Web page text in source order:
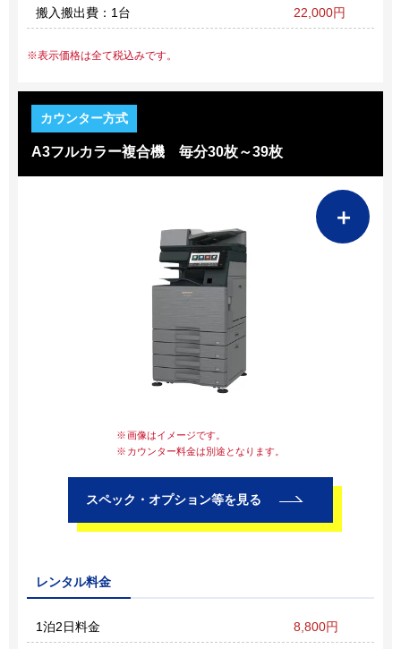
搬入搬出費：1台 22,000円
表示価格は全て税込みです。
A3フルカラー複合機 毎分30枚～39枚
＋
画像はイメージです。
カウンター料金は別途となります。
スペック・オプション等を見る
レンタル料金
1泊2日料金 8,800円